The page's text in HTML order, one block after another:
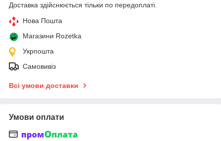
Доставка здійснюється тільки по передоплаті.
Нова Пошта
Магазини Rozetka
Укрпошта
Самовивіз
Всі умови доставки
Умови оплати